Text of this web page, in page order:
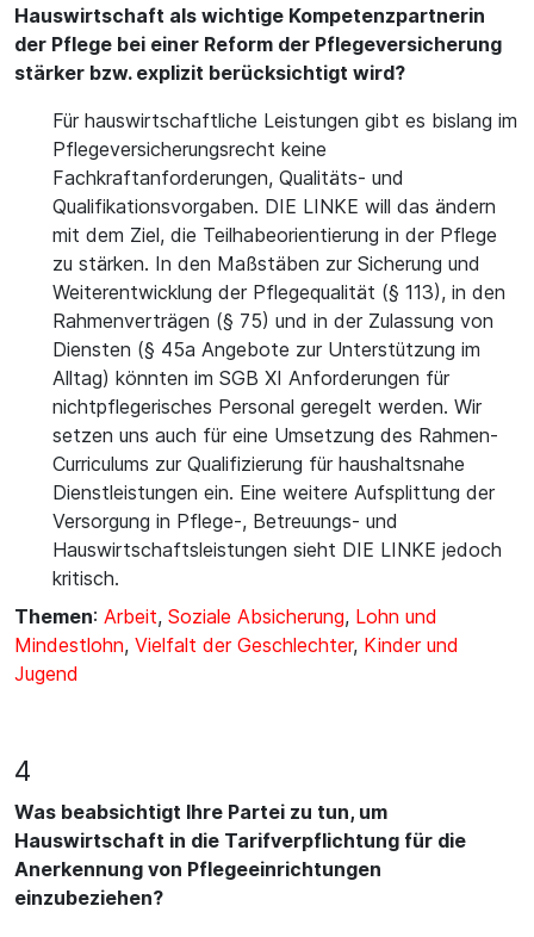
Hauswirtschaft als wichtige Kompetenzpartnerin
der Pflege bei einer Reform der Pflegeversicherung
stärker bzw. explizit berücksichtigt wird?
Für hauswirtschaftliche Leistungen gibt es bislang im
Pflegeversicherungsrecht keine
Fachkraftanforderungen, Qualitäts- und
Qualifikationsvorgaben. DIE LINKE will das ändern
mit dem Ziel, die Teilhabeorientierung in der Pflege
zu stärken. In den Maßstäben zur Sicherung und
Weiterentwicklung der Pflegequalität (§ 113), in den
Rahmenverträgen (§ 75) und in der Zulassung von
Diensten (§ 45a Angebote zur Unterstützung im
Alltag) könnten im SGB XI Anforderungen für
nichtpflegerisches Personal geregelt werden. Wir
setzen uns auch für eine Umsetzung des Rahmen-
Curriculums zur Qualifizierung für haushaltsnahe
Dienstleistungen ein. Eine weitere Aufsplittung der
Versorgung in Pflege-, Betreuungs- und
Hauswirtschaftsleistungen sieht DIE LINKE jedoch
kritisch.
Themen: Arbeit, Soziale Absicherung, Lohn und
Mindestlohn, Vielfalt der Geschlechter, Kinder und
Jugend
4
Was beabsichtigt Ihre Partei zu tun, um
Hauswirtschaft in die Tarifverpflichtung für die
Anerkennung von Pflegeeinrichtungen
einzubeziehen?